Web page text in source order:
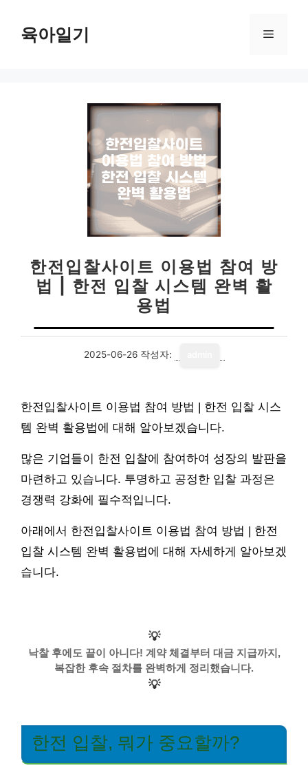
육아일기 메
한전입찰사이트 이용법 참여 방
법 | 한전 입찰 시스템 완벽 활
용법
2025-06-26 작성자:
한전입찰사이트 이용법 참여 방법 | 한전 입찰 시스
템 완벽 활용법에 대해 알아보겠습니다.
많은 기업들이 한전 입찰에 참여하여 성장의 발판을
마련하고 있습니다. 투명하고 공정한 입찰 과정은
경쟁력 강화에 필수적입니다.
아래에서 한전입찰사이트 이용법 참여 방법 | 한전
입찰 시스템 완벽 활용법에 대해 자세하게 알아보겠
습니다.
💡
낙찰 후에도 끝이 아니다! 계약 체결부터 대금 지급까지,
복잡한 후속 절차를 완벽하게 정리했습니다.
💡
한전 입찰, 뭐가 중요할까?